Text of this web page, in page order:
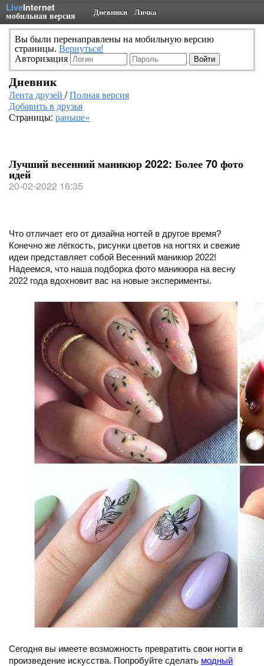
LiveInternet
мобильная версия Дневники Личка
Вы были перенаправлены на мобильную версию
страницы. Вернуться!
Авторизация
Дневник
Лента друзей /Полная версия
Добавить в друзья
Страницы: раньше»
Лучший весенний маникюр 2022: Более 70 фото
идей
20-02-2022 16:35
Что отличает его от дизайна ногтей в другое время?
Конечно же лёгкость, рисунки цветов на ногтях и свежие
идеи представляет собой Весенний маникюр 2022!
Надеемся, что наша подборка фото маникюра на весну
2022 года вдохновит вас на новые эксперименты.
Сегодня вы имеете возможность превратить свои ногти в
произведение искусства. Попробуйте сделать модный